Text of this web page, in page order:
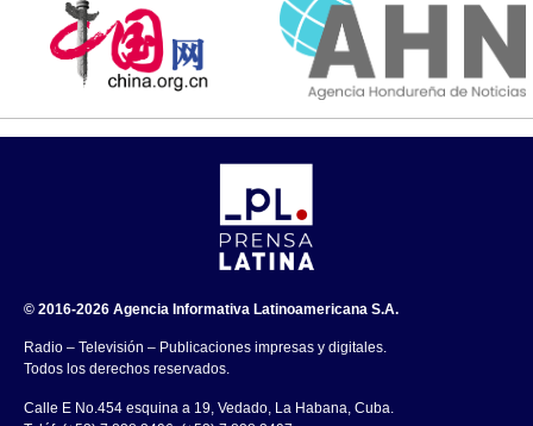
© 2016-2026 Agencia Informativa Latinoamericana S.A.
Radio – Televisión – Publicaciones impresas y digitales.
Todos los derechos reservados.
Calle E No.454 esquina a 19, Vedado, La Habana, Cuba.